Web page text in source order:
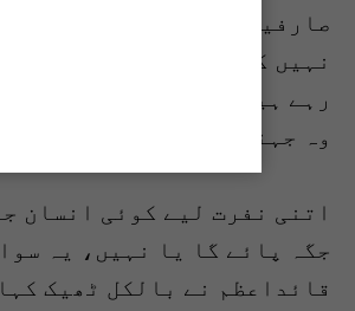
صارفین کا کہنا تھا کہ
نہیں کہ وہ پہلے ہی جہنم
رہے ہیں، اس بیان سے تو صاف
وہ جہنمی ہونے کی تصدیق خود
اتنی نفرت لیے کوئی انسان
جگہ پائے گا یا نہیں، یہ
قائداعظم نے بالکل ٹھیک